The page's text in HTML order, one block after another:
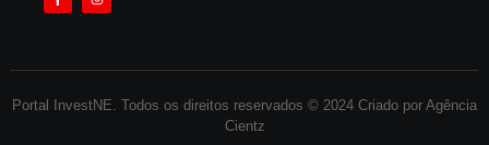
Portal InvestNE. Todos os direitos reservados © 2024 Criado por Agência
Cientz